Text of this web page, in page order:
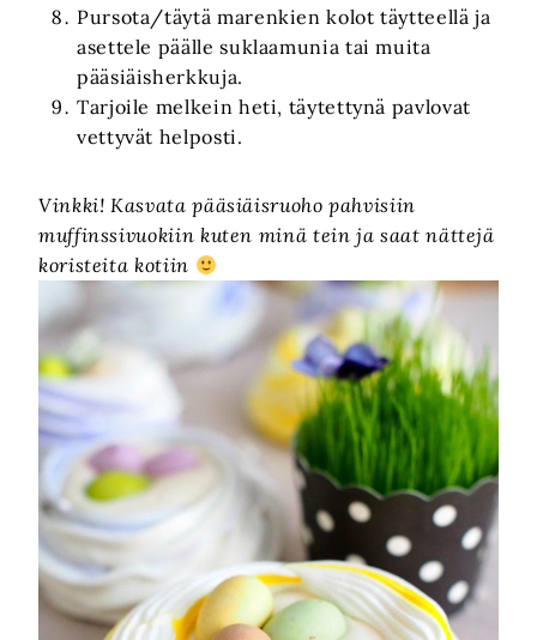
Pursota/täytä marenkien kolot täytteellä ja
asettele päälle suklaamunia tai muita
pääsiäisherkkuja.
Tarjoile melkein heti, täytettynä pavlovat
vettyvät helposti.
Vinkki! Kasvata pääsiäisruoho pahvisiin
muffinssivuokiin kuten minä tein ja saat nättejä
koristeita kotiin